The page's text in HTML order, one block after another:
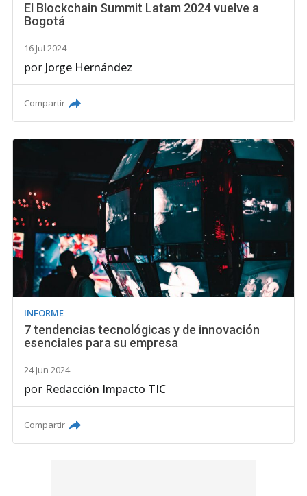
El Blockchain Summit Latam 2024 vuelve a
Bogotá
16 Jul 2024
por Jorge Hernández
Compartir
INFORME
7 tendencias tecnológicas y de innovación
esenciales para su empresa
24 Jun 2024
por Redacción Impacto TIC
Compartir